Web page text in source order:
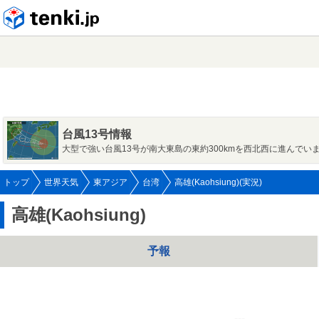
台風13号情報
大型で強い台風13号が南大東島の東約300kmを西北西に進んでい
トップ 世界天気 東アジア 台湾 高雄(Kaohsiung)(実況)
高雄(Kaohsiung)
予報